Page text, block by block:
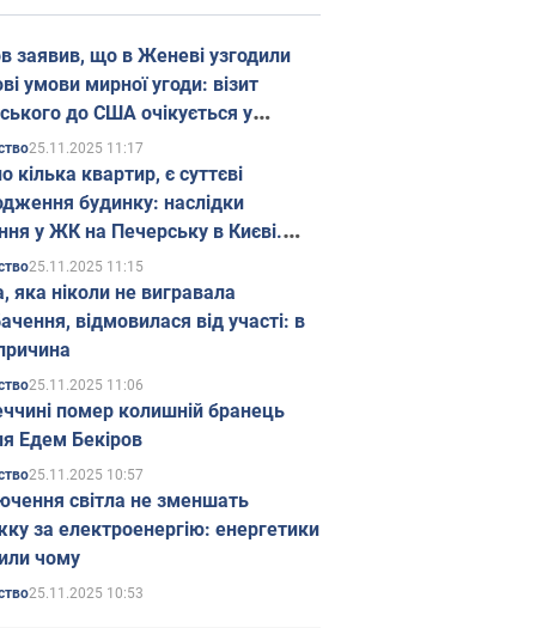
заявив, що в Женеві узгодили
умови мирної угоди: візит
до США очікується у
25.11.2025 11:17
кілька квартир, є суттєві
будинку: наслідки
у ЖК на Печерську в Києві.
25.11.2025 11:15
яка ніколи не вигравала
відмовилася від участі: в
25.11.2025 11:06
помер колишній бранець
Едем Бекіров
25.11.2025 10:57
світла не зменшать
за електроенергію: енергетики
чому
25.11.2025 10:53